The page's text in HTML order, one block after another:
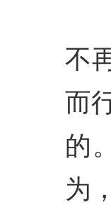
不
而
的
为